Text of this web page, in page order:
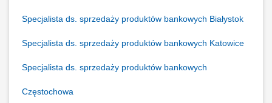
Specjalista ds. sprzedaży produktów bankowych Białystok
Specjalista ds. sprzedaży produktów bankowych Katowice
Specjalista ds. sprzedaży produktów bankowych
Częstochowa